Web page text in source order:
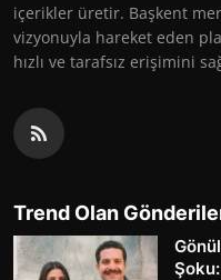
içerikler üretir. Başkent
vizyonuyla hareket eden
hızlı ve tarafsız erişimini
Trend Olan